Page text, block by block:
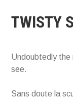
TWISTY
Undoubtedly the
see.
Sans doute la